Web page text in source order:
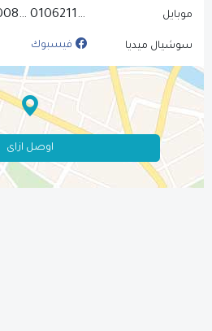
موبايل 01062111223
01000868140
سوشيال ميديا فيسبوك
اوصل ازاى